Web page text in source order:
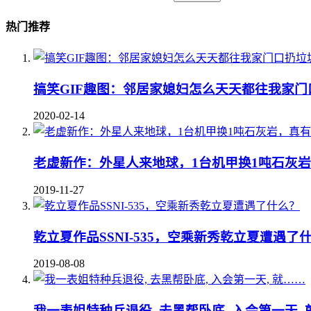
热门推荐
搞笑GIF趣图：邻居家媳妇怎么天天都往我家
2020-02-14
老虚新作：外星人来地球，1台机甲换1吨石灰
2019-11-27
乾立夏作品SSNI-535，空乘新秀乾立夏遭遇了
2019-08-08